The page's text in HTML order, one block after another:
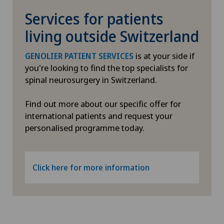
Chirurgie hépatobiliaire (chirurgie du foie)
Chirurgie mini-invasive
Chirurgie oncologique
Chirurgie orale
Services for patients
living outside Switzerland
GENOLIER PATIENT SERVICES is at your side if
you're looking to find the top specialists for
spinal neurosurgery in Switzerland.
Find out more about our specific offer for
international patients and request your
personalised programme today.
Click here for more information